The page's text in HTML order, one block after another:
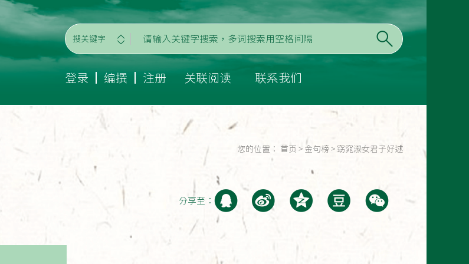
搜关键字
登录 编撰 注册 关联阅读 联系我们
您的位置： 首页 > 金句榜 > 窈窕淑女君子好逑
分享至：